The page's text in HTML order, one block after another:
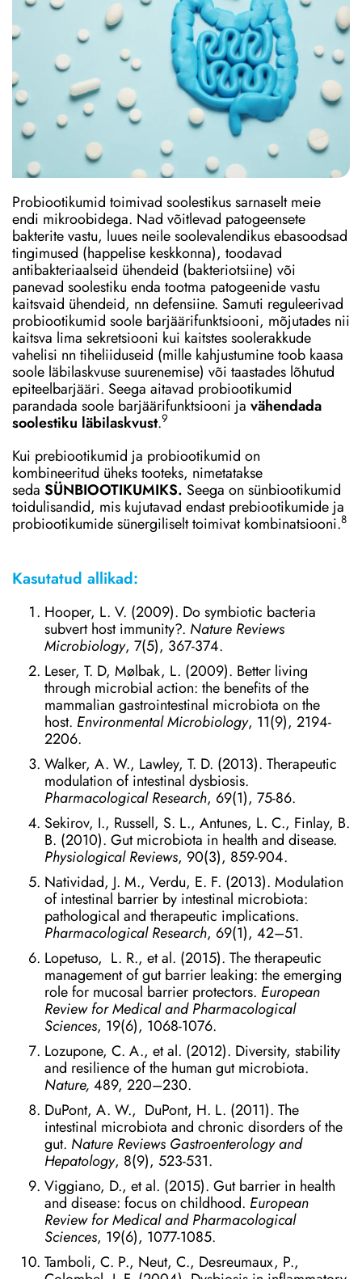
Probiootikumid toimivad soolestikus sarnaselt meie
endi mikroobidega. Nad võitlevad patogeensete
bakterite vastu, luues neile soolevalendikus ebasoodsad
tingimused (happelise keskkonna), toodavad
antibakteriaalseid ühendeid (bakteriotsiine) või
panevad soolestiku enda tootma patogeenide vastu
kaitsvaid ühendeid, nn defensiine. Samuti reguleerivad
probiootikumid soole barjäärifunktsiooni, mõjutades nii
kaitsva lima sekretsiooni kui kaitstes soolerakkude
vahelisi nn tiheliiduseid (mille kahjustumine toob kaasa
soole läbilaskvuse suurenemise) või taastades lõhutud
epiteelbarjääri. Seega aitavad probiootikumid
parandada soole barjäärifunktsiooni ja vähendada
soolestiku läbilaskvust.9
Kui prebiootikumid ja probiootikumid on
kombineeritud üheks tooteks, nimetatakse
seda SÜNBIOOTIKUMIKS. Seega on sünbiootikumid
toidulisandid, mis kujutavad endast prebiootikumide ja
probiootikumide sünergiliselt toimivat kombinatsiooni.8
Kasutatud allikad:
Hooper, L. V. (2009). Do symbiotic bacteria
subvert host immunity?. Nature Reviews
Microbiology, 7(5), 367-374.
Leser, T. D, Mølbak, L. (2009). Better living
through microbial action: the benefits of the
mammalian gastrointestinal microbiota on the
host. Environmental Microbiology, 11(9), 2194-
2206.
Walker, A. W., Lawley, T. D. (2013). Therapeutic
modulation of intestinal dysbiosis.
Pharmacological Research, 69(1), 75-86.
Sekirov, I., Russell, S. L., Antunes, L. C., Finlay, B.
B. (2010). Gut microbiota in health and disease.
Physiological Reviews, 90(3), 859-904.
Natividad, J. M., Verdu, E. F. (2013). Modulation
of intestinal barrier by intestinal microbiota:
pathological and therapeutic implications.
Pharmacological Research, 69(1), 42–51.
Lopetuso, L. R., et al. (2015). The therapeutic
management of gut barrier leaking: the emerging
role for mucosal barrier protectors. European
Review for Medical and Pharmacological
Sciences, 19(6), 1068-1076.
Lozupone, C. A., et al. (2012). Diversity, stability
and resilience of the human gut microbiota.
Nature, 489, 220–230.
DuPont, A. W., DuPont, H. L. (2011). The
intestinal microbiota and chronic disorders of the
gut. Nature Reviews Gastroenterology and
Hepatology, 8(9), 523-531.
Viggiano, D., et al. (2015). Gut barrier in health
and disease: focus on childhood. European
Review for Medical and Pharmacological
Sciences, 19(6), 1077-1085.
Tamboli, C. P., Neut, C., Desreumaux, P.,